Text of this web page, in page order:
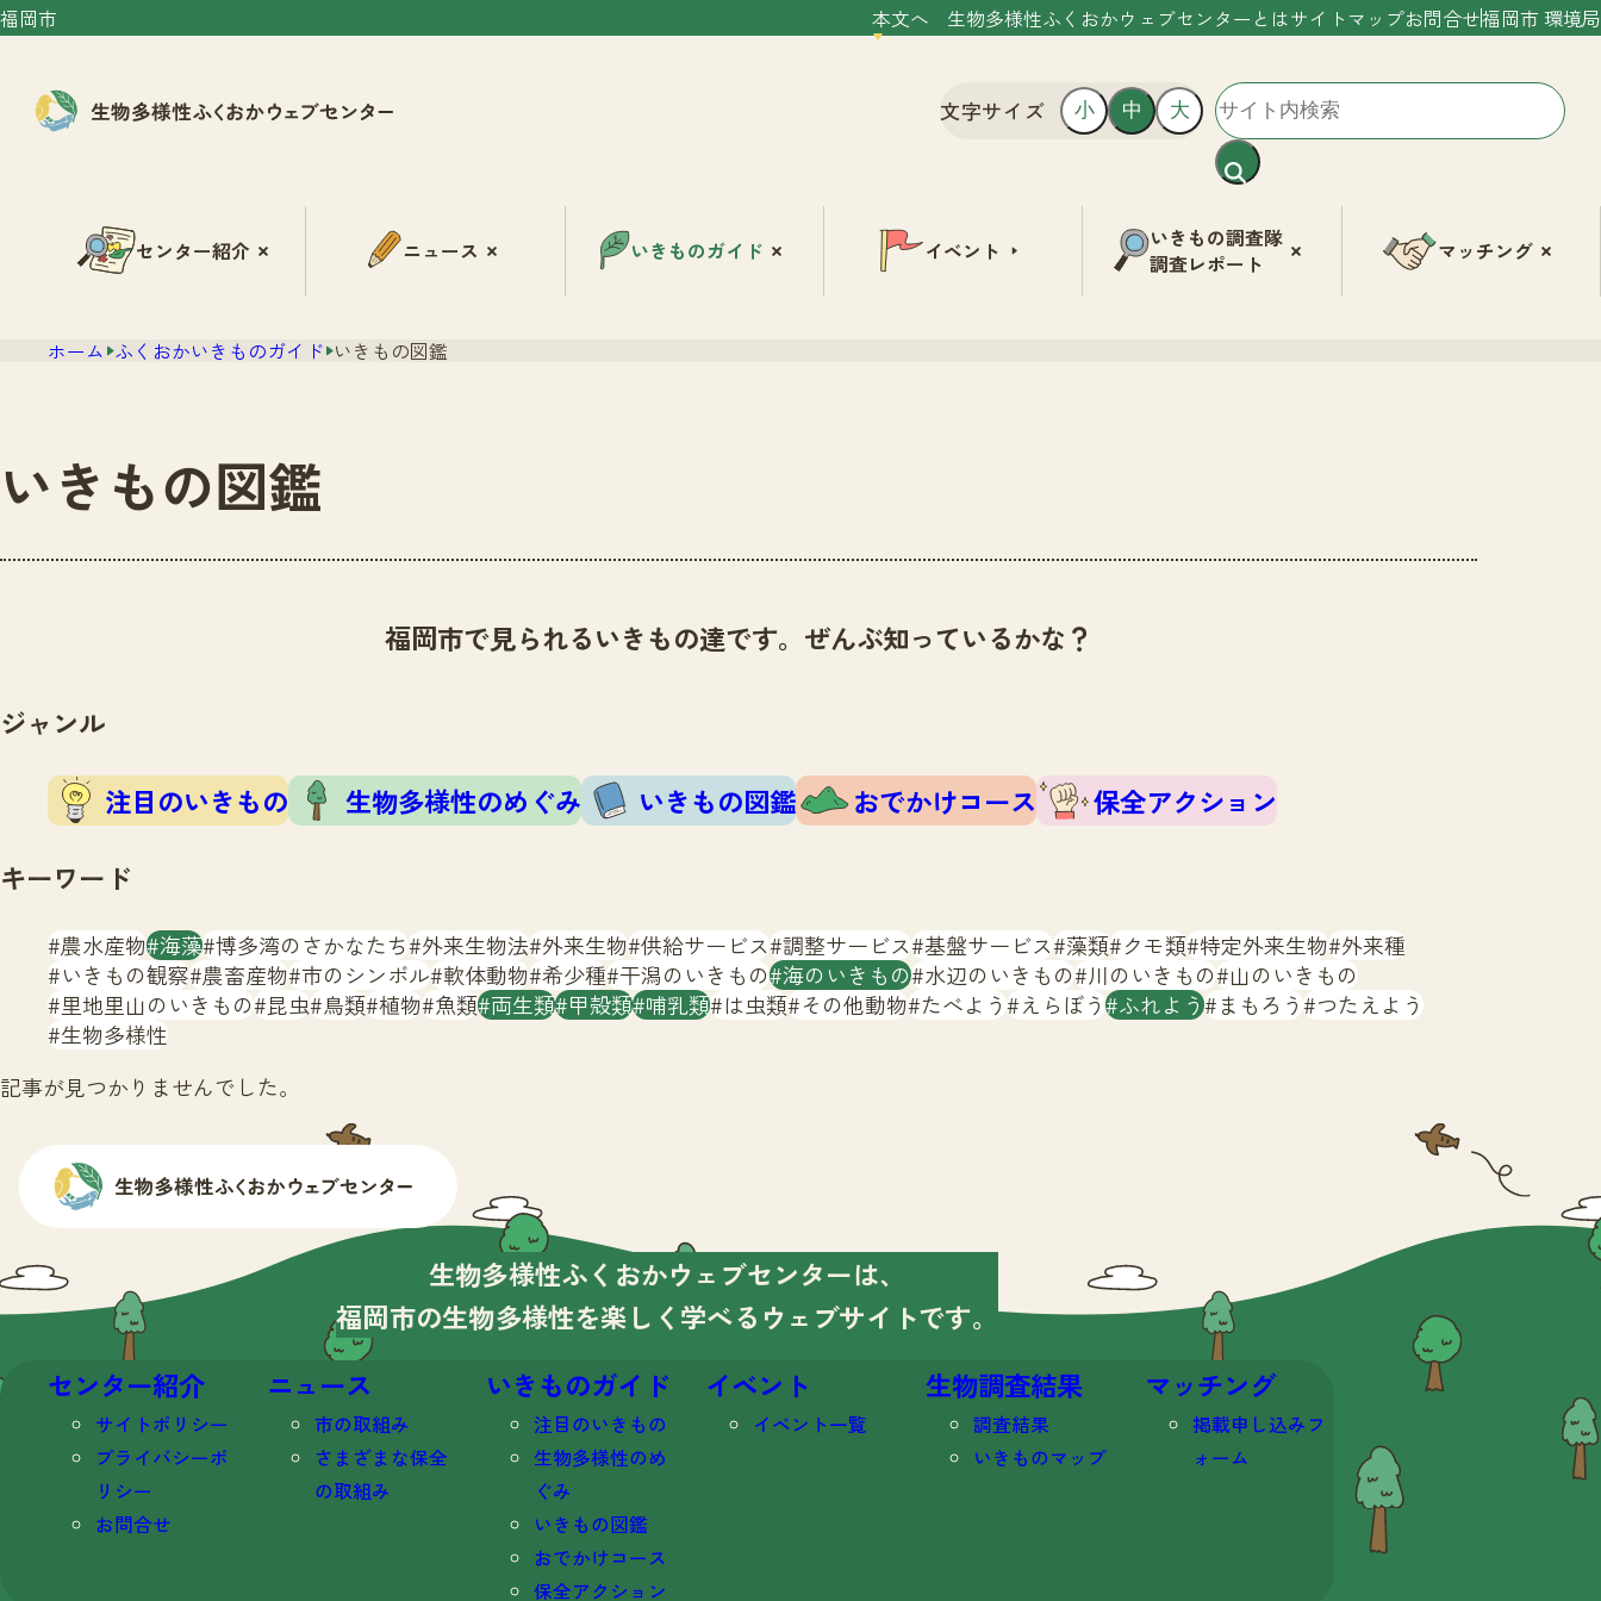
福岡市 本文へ 生物多様性ふくおかウェブセンターとはサイトマップお問合せ福岡市 環境局
文字サイズ 小 中 大
センター紹介 ニュース いきものガイド イベント
いきもの調査隊
調査レポート
マッチング
ホーム ふくおかいきものガイド いきもの図鑑
いきもの図鑑
福岡市で見られるいきもの達です。ぜんぶ知っているかな？
ジャンル
注目のいきもの 生物多様性のめぐみ いきもの図鑑 おでかけコース
保全アクション
キーワード
農水産物 海藻 博多湾のさかなたち 外来生物法 外来生物 供給サービス 調整サービス 基盤サービス 藻類 クモ類 特定外来生物 外来種
いきもの観察 農畜産物 市のシンボル 軟体動物 希少種 干潟のいきもの 海のいきもの 水辺のいきもの 川のいきもの 山のいきもの
里地里山のいきもの 昆虫 鳥類 植物 魚類 両生類 甲殻類 哺乳類 は虫類 その他動物 たべよう えらぼう ふれよう まもろう つたえよう
生物多様性
記事が見つかりませんでした。
生物多様性ふくおかウェブセンターは、
福岡市の生物多様性を楽しく学べる ウェブサイトです。
センター紹介
サイトポリシー
プライバシーポ
リシー
お問合せ
ニュース
市の取組み
さまざまな保全
の取組み
いきものガイド
注目のいきもの
生物多様性のめ
ぐみ
いきもの図鑑
おでかけコース
保全アクション
イベント
イベント一覧
生物調査結果
調査結果
いきものマップ
マッチング
掲載申し込みフ
ォーム